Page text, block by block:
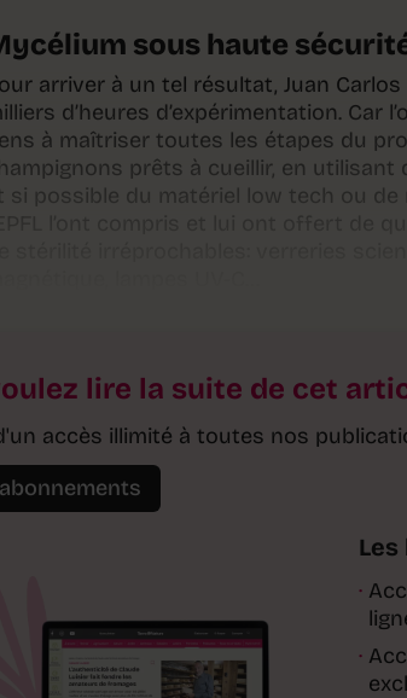
sous haute
arriver à un tel résultat, Juan
d’heures d’expérimentation. Car
à maîtriser toutes les étapes du
prêts à cueillir, en
si possible du matériel low tech ou de
lire la suite de cet
accès illimité à toutes nos
·
·